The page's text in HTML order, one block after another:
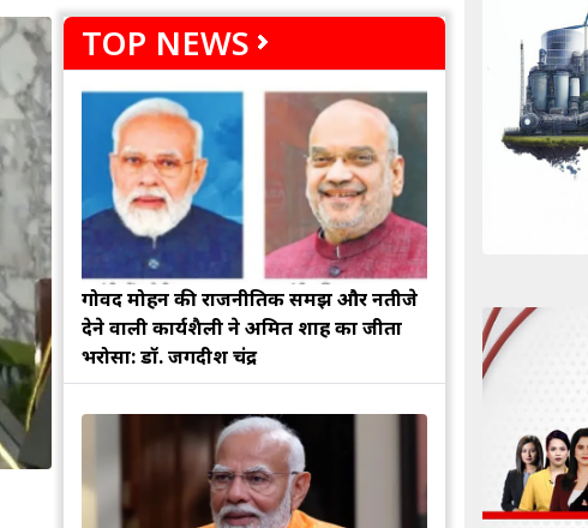
TOP NEWS
गोविंद मोहन की राजनीतिक समझ और नतीजे
देने वाली कार्यशैली ने अमित शाह का जीता
भरोसा: डॉ. जगदीश चंद्र